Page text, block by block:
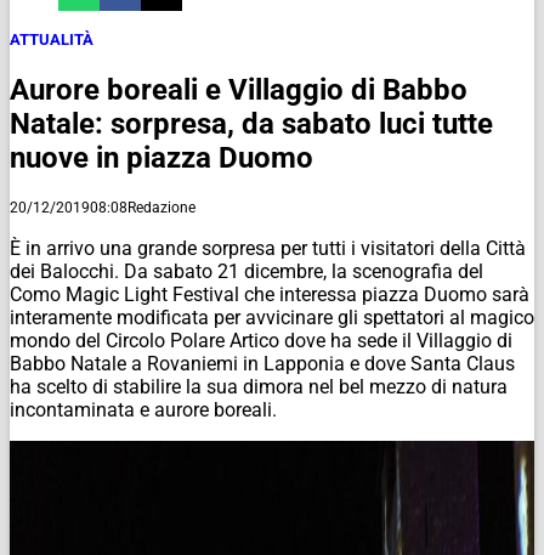
ATTUALITÀ
Aurore boreali e Villaggio di Babbo
Natale: sorpresa, da sabato luci tutte
nuove in piazza Duomo
20/12/201908:08Redazione
È in arrivo una grande sorpresa per tutti i visitatori della Città
dei Balocchi. Da sabato 21 dicembre, la scenografia del
Como Magic Light Festival che interessa piazza Duomo sarà
interamente modificata per avvicinare gli spettatori al magico
mondo del Circolo Polare Artico dove ha sede il Villaggio di
Babbo Natale a Rovaniemi in Lapponia e dove Santa Claus
ha scelto di stabilire la sua dimora nel bel mezzo di natura
incontaminata e aurore boreali.